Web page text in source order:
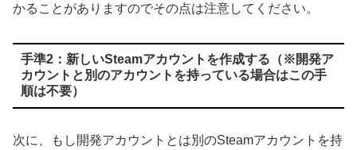
かることがありますのでその点は注意してください。
手準2：新しいSteamアカウントを作成する（※開発ア
カウントと別のアカウントを持っている場合はこの手
順は不要）
次に、もし開発アカウントとは別のSteamアカウントを持